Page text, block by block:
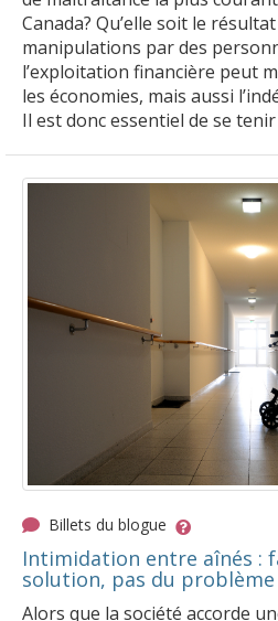
Canada? Qu’elle soit le
manipulations par des
l’exploitation financière peut
les économies, mais aussi
Il est donc essentiel de se
Billets du blogue
Intimidation entre aînés :
solution, pas du problème
Alors que la société accorde